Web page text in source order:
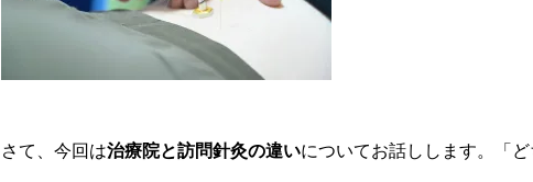
さて、今回は治療院と訪問針灸の違いについてお話しします。「